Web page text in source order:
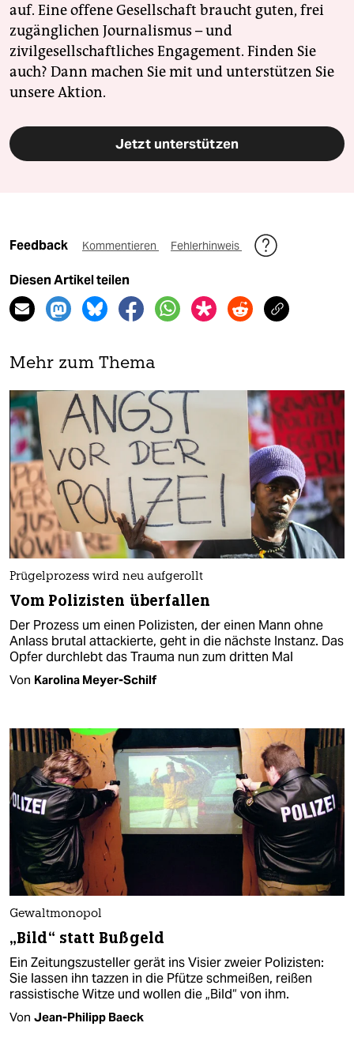
auf. Eine offene Gesellschaft braucht guten, frei
zugänglichen Journalismus – und
zivilgesellschaftliches Engagement. Finden Sie
auch? Dann machen Sie mit und unterstützen Sie
unsere Aktion.
Jetzt unterstützen
Feedback Kommentieren Fehlerhinweis
Diesen Artikel teilen
Mehr zum Thema
Prügelprozess wird neu aufgerollt
Vom Polizisten überfallen
Der Prozess um einen Polizisten, der einen Mann ohne
Anlass brutal attackierte, geht in die nächste Instanz. Das
Opfer durchlebt das Trauma nun zum dritten Mal
Von Karolina Meyer-Schilf
Gewaltmonopol
„Bild“ statt Bußgeld
Ein Zeitungszusteller gerät ins Visier zweier Polizisten:
Sie lassen ihn tazzen in die Pfütze schmeißen, reißen
rassistische Witze und wollen die „Bild“ von ihm.
Von Jean-Philipp Baeck